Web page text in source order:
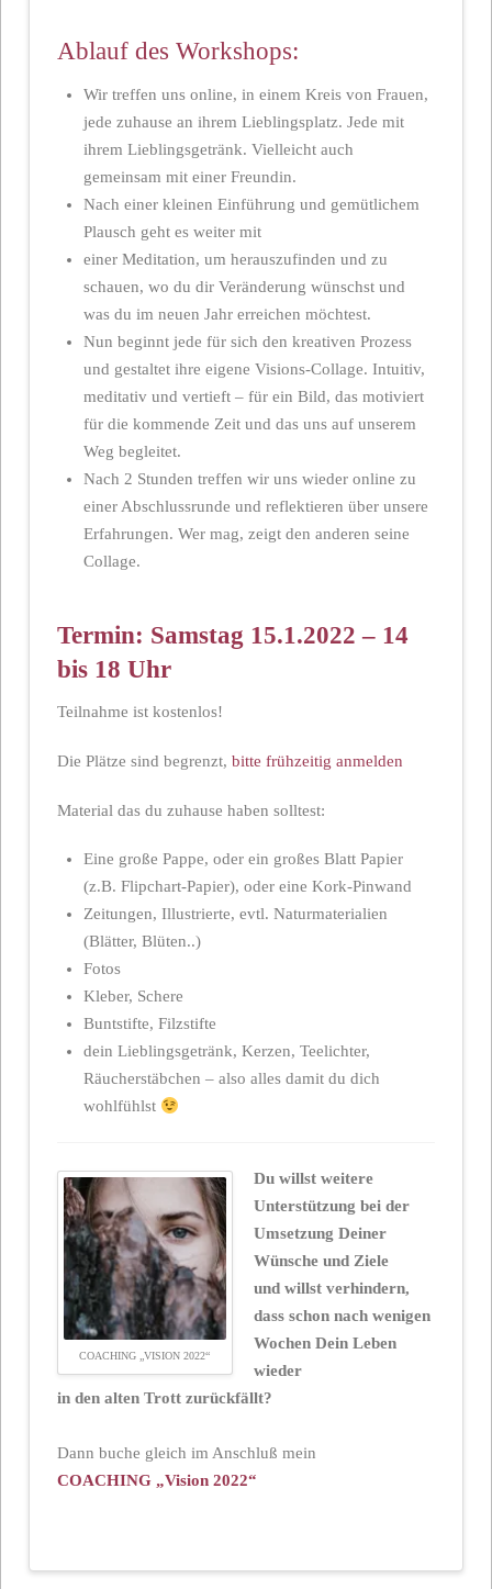
Ablauf des Workshops:
Wir treffen uns online, in einem Kreis von Frauen,
jede zuhause an ihrem Lieblingsplatz. Jede mit
ihrem Lieblingsgetränk. Vielleicht auch
gemeinsam mit einer Freundin.
Nach einer kleinen Einführung und gemütlichem
Plausch geht es weiter mit
einer Meditation, um herauszufinden und zu
schauen, wo du dir Veränderung wünschst und
was du im neuen Jahr erreichen möchtest.
Nun beginnt jede für sich den kreativen Prozess
und gestaltet ihre eigene Visions-Collage. Intuitiv,
meditativ und vertieft – für ein Bild, das motiviert
für die kommende Zeit und das uns auf unserem
Weg begleitet.
Nach 2 Stunden treffen wir uns wieder online zu
einer Abschlussrunde und reflektieren über unsere
Erfahrungen. Wer mag, zeigt den anderen seine
Collage.
Termin: Samstag 15.1.2022 – 14
bis 18 Uhr
Teilnahme ist kostenlos!
Die Plätze sind begrenzt, bitte frühzeitig anmelden
Material das du zuhause haben solltest:
Eine große Pappe, oder ein großes Blatt Papier
(z.B. Flipchart-Papier), oder eine Kork-Pinwand
Zeitungen, Illustrierte, evtl. Naturmaterialien
(Blätter, Blüten..)
Fotos
Kleber, Schere
Buntstifte, Filzstifte
dein Lieblingsgetränk, Kerzen, Teelichter,
Räucherstäbchen – also alles damit du dich
wohlfühlst
COACHING „VISION 2022“
Du willst weitere
Unterstützung bei der
Umsetzung Deiner
Wünsche und Ziele
und willst verhindern,
dass schon nach wenigen
Wochen Dein Leben
wieder
in den alten Trott zurückfällt?
Dann buche gleich im Anschluß mein
COACHING „Vision 2022“